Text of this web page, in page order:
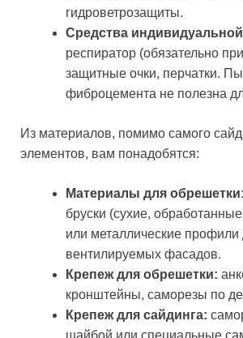
гидроветрозащиты.
Средства
респиратор (обязательно
защитные очки, перчатки.
фиброцемента не полезна
Из материалов, помимо самого
элементов, вам понадобятся:
Материалы для обрешетки:
бруски (сухие,
или металлические профили
вентилируемых фасадов.
Крепеж для обрешетки:
кронштейны, саморезы по
Крепеж для сайдинга:
шайбой или специальные